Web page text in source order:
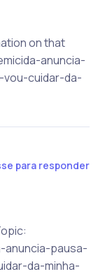
on that
anuncia-
cuidar-da-
para responder
anuncia-pausa-
da-minha-